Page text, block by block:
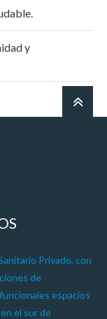
y
Privado, con
de
espacios
el sur de